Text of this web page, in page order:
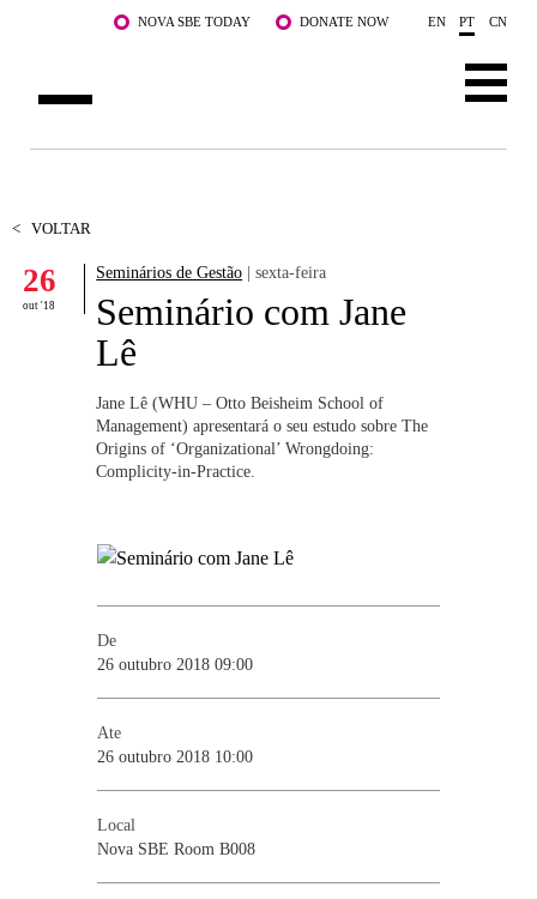
Saltar para o conteúdo principalNOVA SBE TODAY DONATE NOW EN PT CN
DOCENTES E INVESTIGAÇÃO
COMUNIDADE
WHAT'S HAPPENING
< VOLTAR
26
out '18
Seminários de Gestão | sexta-feira
Seminário com Jane
Lê
Jane Lê (WHU – Otto Beisheim School of
Management) apresentará o seu estudo sobre The
Origins of ‘Organizational’ Wrongdoing:
Complicity-in-Practice.
De
26 outubro 2018 09:00
Ate
26 outubro 2018 10:00
Local
Nova SBE Room B008